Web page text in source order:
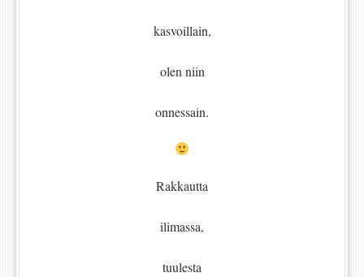
kasvoillain,
olen niin
onnessain.
Rakkautta
ilimassa,
tuulesta